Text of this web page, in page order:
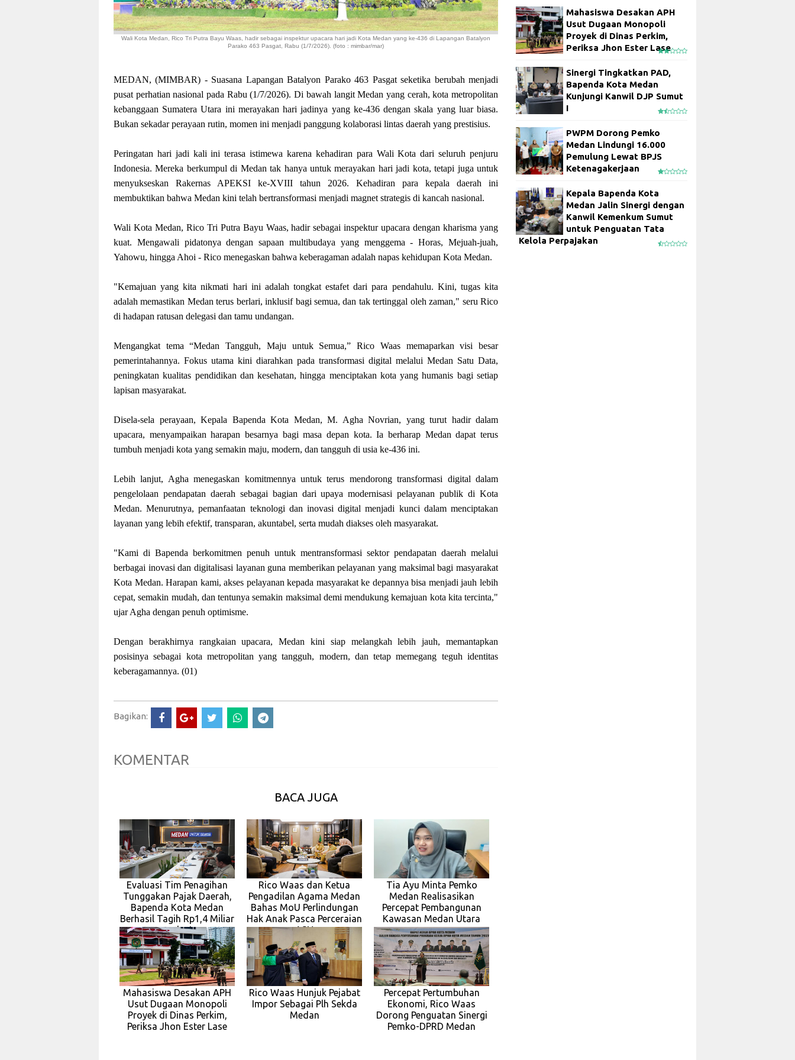
Wali Kota Medan, Rico Tri Putra Bayu Waas, hadir sebagai inspektur upacara hari jadi Kota Medan yang ke-436 di Lapangan Batalyon
Parako 463 Pasgat, Rabu (1/7/2026). (foto : mimbar/mar)
MEDAN, (MIMBAR) - Suasana Lapangan Batalyon Parako 463 Pasgat seketika berubah menjadi
pusat perhatian nasional pada Rabu (1/7/2026). Di bawah langit Medan yang cerah, kota metropolitan
kebanggaan Sumatera Utara ini merayakan hari jadinya yang ke-436 dengan skala yang luar biasa.
Bukan sekadar perayaan rutin, momen ini menjadi panggung kolaborasi lintas daerah yang prestisius.
Peringatan hari jadi kali ini terasa istimewa karena kehadiran para Wali Kota dari seluruh penjuru
Indonesia. Mereka berkumpul di Medan tak hanya untuk merayakan hari jadi kota, tetapi juga untuk
menyukseskan Rakernas APEKSI ke-XVIII tahun 2026. Kehadiran para kepala daerah ini
membuktikan bahwa Medan kini telah bertransformasi menjadi magnet strategis di kancah nasional.
Wali Kota Medan, Rico Tri Putra Bayu Waas, hadir sebagai inspektur upacara dengan kharisma yang
kuat. Mengawali pidatonya dengan sapaan multibudaya yang menggema - Horas, Mejuah-juah,
Yahowu, hingga Ahoi - Rico menegaskan bahwa keberagaman adalah napas kehidupan Kota Medan.
"Kemajuan yang kita nikmati hari ini adalah tongkat estafet dari para pendahulu. Kini, tugas kita
adalah memastikan Medan terus berlari, inklusif bagi semua, dan tak tertinggal oleh zaman," seru Rico
di hadapan ratusan delegasi dan tamu undangan.
Mengangkat tema “Medan Tangguh, Maju untuk Semua,” Rico Waas memaparkan visi besar
pemerintahannya. Fokus utama kini diarahkan pada transformasi digital melalui Medan Satu Data,
peningkatan kualitas pendidikan dan kesehatan, hingga menciptakan kota yang humanis bagi setiap
lapisan masyarakat.
Disela-sela perayaan, Kepala Bapenda Kota Medan, M. Agha Novrian, yang turut hadir dalam
upacara, menyampaikan harapan besarnya bagi masa depan kota. Ia berharap Medan dapat terus
tumbuh menjadi kota yang semakin maju, modern, dan tangguh di usia ke-436 ini.
Lebih lanjut, Agha menegaskan komitmennya untuk terus mendorong transformasi digital dalam
pengelolaan pendapatan daerah sebagai bagian dari upaya modernisasi pelayanan publik di Kota
Medan. Menurutnya, pemanfaatan teknologi dan inovasi digital menjadi kunci dalam menciptakan
layanan yang lebih efektif, transparan, akuntabel, serta mudah diakses oleh masyarakat.
"Kami di Bapenda berkomitmen penuh untuk mentransformasi sektor pendapatan daerah melalui
berbagai inovasi dan digitalisasi layanan guna memberikan pelayanan yang maksimal bagi masyarakat
Kota Medan. Harapan kami, akses pelayanan kepada masyarakat ke depannya bisa menjadi jauh lebih
cepat, semakin mudah, dan tentunya semakin maksimal demi mendukung kemajuan kota kita tercinta,"
ujar Agha dengan penuh optimisme.
Dengan berakhirnya rangkaian upacara, Medan kini siap melangkah lebih jauh, memantapkan
posisinya sebagai kota metropolitan yang tangguh, modern, dan tetap memegang teguh identitas
keberagamannya. (01)
Bagikan:
KOMENTAR
BACA JUGA
Evaluasi Tim Penagihan
Tunggakan Pajak Daerah,
Bapenda Kota Medan
Berhasil Tagih Rp1,4 Miliar
pada J
Rico Waas dan Ketua
Pengadilan Agama Medan
Bahas MoU Perlindungan
Hak Anak Pasca Perceraian
ASN
Tia Ayu Minta Pemko
Medan Realisasikan
Percepat Pembangunan
Kawasan Medan Utara
Mahasiswa Desakan APH
Usut Dugaan Monopoli
Proyek di Dinas Perkim,
Periksa Jhon Ester Lase
Rico Waas Hunjuk Pejabat
Impor Sebagai Plh Sekda
Medan
Percepat Pertumbuhan
Ekonomi, Rico Waas
Dorong Penguatan Sinergi
Pemko-DPRD Medan
Mahasiswa Desakan APH
Usut Dugaan Monopoli
Proyek di Dinas Perkim,
Periksa Jhon Ester Lase
Sinergi Tingkatkan PAD,
Bapenda Kota Medan
Kunjungi Kanwil DJP Sumut
I
PWPM Dorong Pemko
Medan Lindungi 16.000
Pemulung Lewat BPJS
Ketenagakerjaan
Kepala Bapenda Kota
Medan Jalin Sinergi dengan
Kanwil Kemenkum Sumut
untuk Penguatan Tata
Kelola Perpajakan